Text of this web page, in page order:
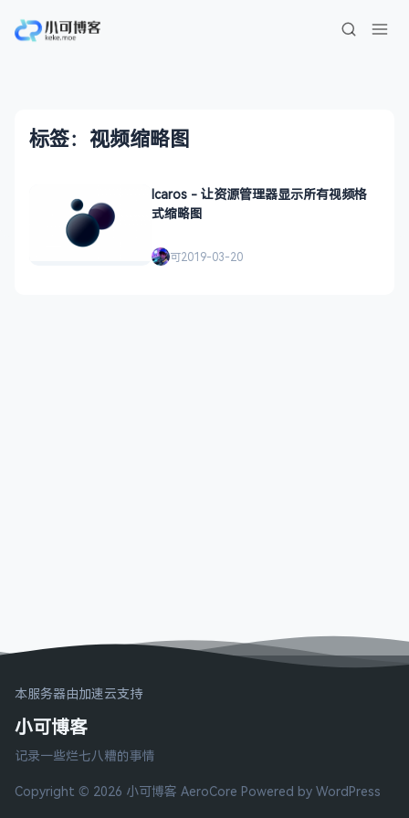
标签：视频缩略图
Icaros - 让资源管理器显示所有视频格
式缩略图
可2019-03-20
本服务器由加速云支持
小可博客
记录一些烂七八糟的事情
Copyright © 2026 小可博客 AeroCore Powered by WordPress